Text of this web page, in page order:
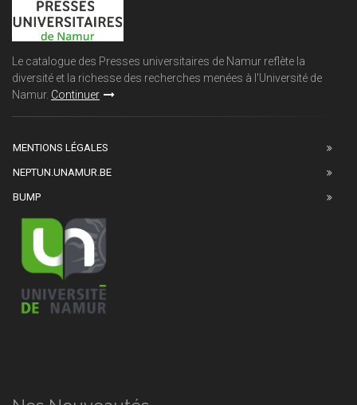
Le catalogue des Presses universitaires de Namur reflète la
diversité et la richesse des recherches menées à l'Université de
Namur. Continuer
MENTIONS LÉGALES
NEPTUN.UNAMUR.BE
BUMP